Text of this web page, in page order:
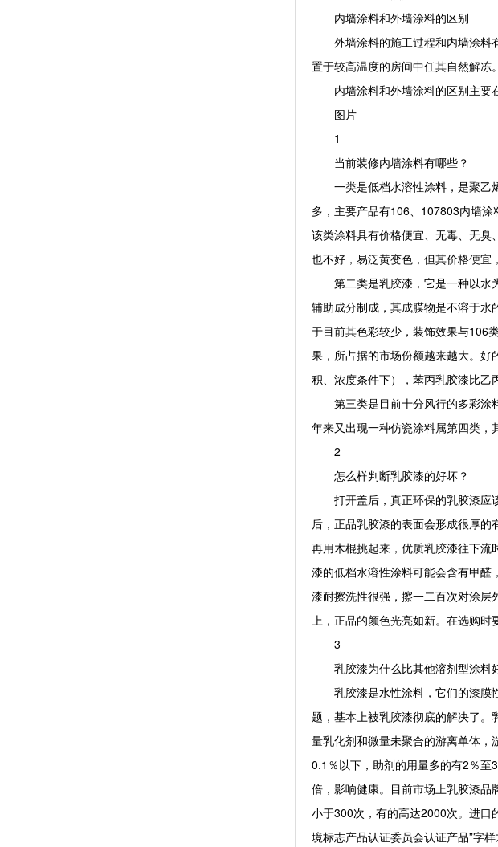
内墙涂料和外墙涂料的区别
外墙涂料的施工过程和内墙涂料
置于较高温度的房间中任其自然解冻
内墙涂料和外墙涂料的区别主要在
图片
1
当前装修内墙涂料有哪些？
一类是低档水溶性涂料，是聚乙
多，主要产品有106、107803内墙涂
该类涂料具有价格便宜、无毒、无
也不好，易泛黄变色，但其价格便宜
第二类是乳胶漆，它是一种以水
辅助成分制成，其成膜物是不溶于
于目前其色彩较少，装饰效果与106
果，所占据的市场份额越来越大。
积、浓度条件下），苯丙乳胶漆比乙
第三类是目前十分风行的多彩涂
年来又出现一种仿瓷涂料属第四类
2
怎么样判断乳胶漆的好坏？
打开盖后，真正环保的乳胶漆应
后，正品乳胶漆的表面会形成很厚的
再用木棍挑起来，优质乳胶漆往下
漆的低档水溶性涂料可能会含有甲
漆耐擦洗性很强，擦一二百次对涂
上，正品的颜色光亮如新。在选购时
3
乳胶漆为什么比其他溶剂型涂料
乳胶漆是水性涂料，它们的漆膜
题，基本上被乳胶漆彻底的解决了
量乳化剂和微量未聚合的游离单体
0.1％以下，助剂的用量多的有2％
倍，影响健康。目前市场上乳胶漆
小于300次，有的高达2000次。进口
境标志产品认证委员会认证产品”字样